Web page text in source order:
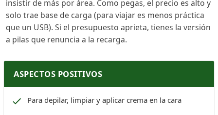
insistir de más por área. Como pegas, el precio es alto y
solo trae base de carga (para viajar es menos práctica
que un USB). Si el presupuesto aprieta, tienes la versión
a pilas que renuncia a la recarga.
ASPECTOS POSITIVOS
Para depilar, limpiar y aplicar crema en la cara